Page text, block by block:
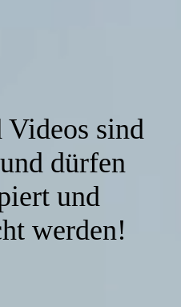
sind
dürfen
und
werden!